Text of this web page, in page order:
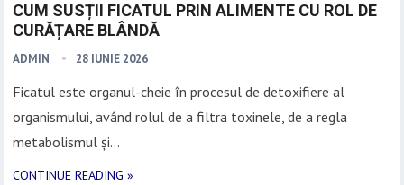
CUM SUSȚII FICATUL PRIN ALIMENTE CU ROL DE
CURĂȚARE BLÂNDĂ
ADMIN 28 IUNIE 2026
Ficatul este organul-cheie în procesul de detoxifiere al
organismului, având rolul de a filtra toxinele, de a regla
metabolismul și…
CONTINUE READING »